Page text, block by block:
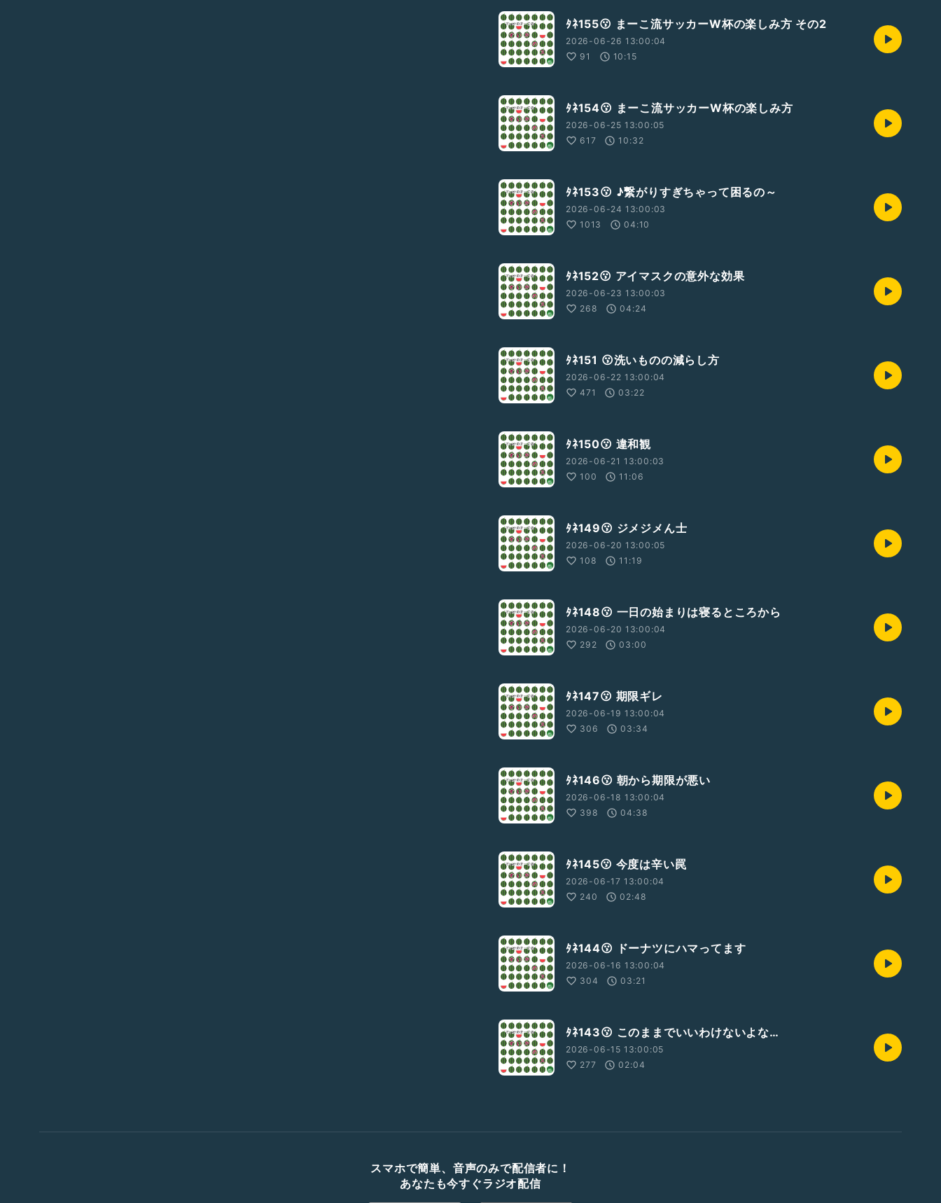
ﾀﾈ155😗 まーこ流サッカーW杯の楽しみ方 その2
2026-06-26 13:00:04
91
10:15
ﾀﾈ154😗 まーこ流サッカーW杯の楽しみ方
2026-06-25 13:00:05
617
10:32
ﾀﾈ153😗 ♪繋がりすぎちゃって困るの～
2026-06-24 13:00:03
1013
04:10
ﾀﾈ152😗 アイマスクの意外な効果
2026-06-23 13:00:03
268
04:24
ﾀﾈ151 😗洗いものの減らし方
2026-06-22 13:00:04
471
03:22
ﾀﾈ150😗 違和観
2026-06-21 13:00:03
100
11:06
ﾀﾈ149😗 ジメジメん士
2026-06-20 13:00:05
108
11:19
ﾀﾈ148😗 一日の始まりは寝るところから
2026-06-20 13:00:04
292
03:00
ﾀﾈ147😗 期限ギレ
2026-06-19 13:00:04
306
03:34
ﾀﾈ146😗 朝から期限が悪い
2026-06-18 13:00:04
398
04:38
ﾀﾈ145😗 今度は辛い罠
2026-06-17 13:00:04
240
02:48
ﾀﾈ144😗 ドーナツにハマってます
2026-06-16 13:00:04
304
03:21
ﾀﾈ143😗 このままでいいわけないよな…
2026-06-15 13:00:05
277
02:04
スマホで簡単、音声のみで配信者に！
あなたも今すぐラジオ配信